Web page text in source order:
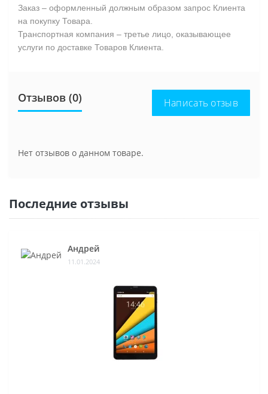
Заказ – оформленный должным образом запрос Клиента
на покупку Товара.
Транспортная компания – третье лицо, оказывающее
услуги по доставке Товаров Клиента.
Отзывов (0) Написать отзыв
Нет отзывов о данном товаре.
Последние отзывы
Андрей
11.01.2024